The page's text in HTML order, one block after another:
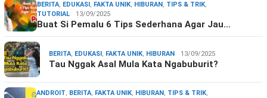
BERITA, EDUKASI , FAKTA UNIK, HIBURAN , TIPS & TRIK,
TUTORIAL
13/09/2025
Buat Si Pemalu 6 Tips Sederhana Agar Jau…
BERITA, EDUKASI , FAKTA UNIK, HIBURAN 13/09/2025
Tau Nggak Asal Mula Kata Ngabuburit?
ANDROIT, BERITA, FAKTA UNIK, HIBURAN , TIPS & TRIK,